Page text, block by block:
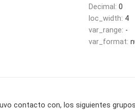
Decimal: 0
loc_width: 4
var_range: -
var_format:
contacto con, los siguientes